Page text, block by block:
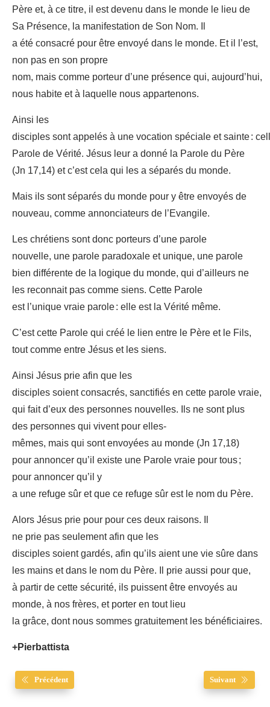
Père et, à ce titre, il est devenu dans le monde le lieu de
Sa Présence, la manifestation de Son Nom. Il
a été consacré pour être envoyé dans le monde. Et il l’est,
non pas en son propre
nom, mais comme porteur d’une présence qui, aujourd’hui,
nous habite et à laquelle nous appartenons.
Ainsi les
disciples sont appelés à une vocation spéciale et sainte :
Parole de Vérité. Jésus leur a donné la Parole du Père
(Jn 17,14) et c’est cela qui les a séparés du monde.
Mais ils sont séparés du monde pour y être envoyés de
nouveau, comme annonciateurs de l’Evangile.
Les chrétiens sont donc porteurs d’une parole
nouvelle, une parole paradoxale et unique, une parole
bien différente de la logique du monde, qui d’ailleurs ne
les reconnait pas comme siens. Cette Parole
est l’unique vraie parole : elle est la Vérité même.
C’est cette Parole qui créé le lien entre le Père et le Fils,
tout comme entre Jésus et les siens.
Ainsi Jésus prie afin que les
disciples soient consacrés, sanctifiés en cette parole vraie,
qui fait d’eux des personnes nouvelles. Ils ne sont plus
des personnes qui vivent pour elles-
mêmes, mais qui sont envoyées au monde (Jn 17,18)
pour annoncer qu’il existe une Parole vraie pour tous ;
pour annoncer qu’il y
a une refuge sûr et que ce refuge sûr est le nom du Père.
Alors Jésus prie pour pour ces deux raisons. Il
ne prie pas seulement afin que les
disciples soient gardés, afin qu’ils aient une vie sûre dans
les mains et dans le nom du Père. Il prie aussi pour que,
à partir de cette sécurité, ils puissent être envoyés au
monde, à nos frères, et porter en tout lieu
la grâce, dont nous sommes gratuitement les bénéficiaires.
+Pierbattista
Précédent Suivant